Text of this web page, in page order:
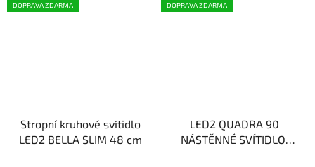
DOPRAVA ZDARMA
Stropní kruhové svítidlo
LED2 BELLA SLIM 48 cm
DOPRAVA ZDARMA
LED2 QUADRA 90
NÁSTĚNNÉ SVÍTIDLO,